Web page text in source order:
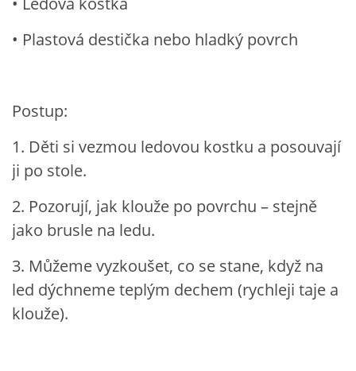
• Plastová destička nebo hladký povrch
Postup:
1. Děti si vezmou ledovou kostku a posouvají
ji po stole.
2. Pozorují, jak klouže po povrchu – stejně
jako brusle na ledu.
3. Můžeme vyzkoušet, co se stane, když na
led dýchneme teplým dechem (rychleji taje a
klouže).